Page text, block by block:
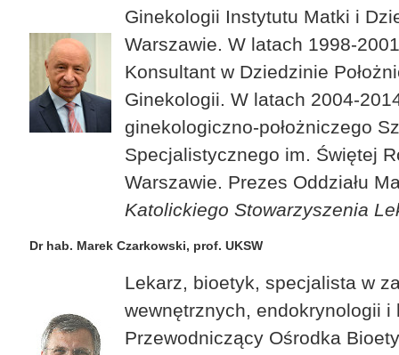
Ginekologii Instytutu Matki i
Warszawie. W latach 1998-
Konsultant w Dziedzinie
Ginekologii. W latach 2004-
ginekologiczno-położniczego
Specjalistycznego im. Świętej
Warszawie. Prezes Oddziału
Katolickiego Stowarzyszenia
Dr hab. Marek Czarkowski, prof. UKSW
Lekarz, bioetyk, specjalista w
wewnętrznych, endokrynologii i
Przewodniczący Ośrodka